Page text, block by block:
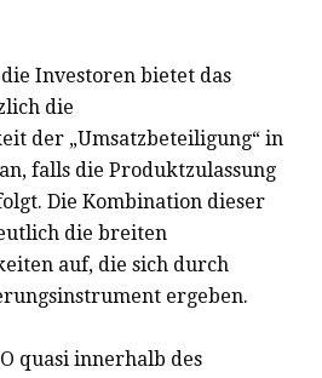
Investoren bietet das
die
der „Umsatzbeteiligung“ in
falls die Produktzulassung
Die Kombination dieser
die breiten
auf, die sich durch
ergeben.
quasi innerhalb des